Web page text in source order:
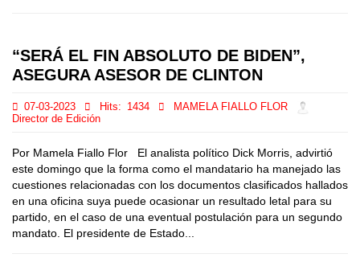
“SERÁ EL FIN ABSOLUTO DE BIDEN”,
ASEGURA ASESOR DE CLINTON
07-03-2023 Hits: 1434
MAMELA FIALLO FLOR
Director de Edición
Por Mamela Fiallo Flor El analista político Dick Morris, advirtió
este domingo que la forma como el mandatario ha manejado las
cuestiones relacionadas con los documentos clasificados hallados
en una oficina suya puede ocasionar un resultado letal para su
partido, en el caso de una eventual postulación para un segundo
mandato. El presidente de Estado...